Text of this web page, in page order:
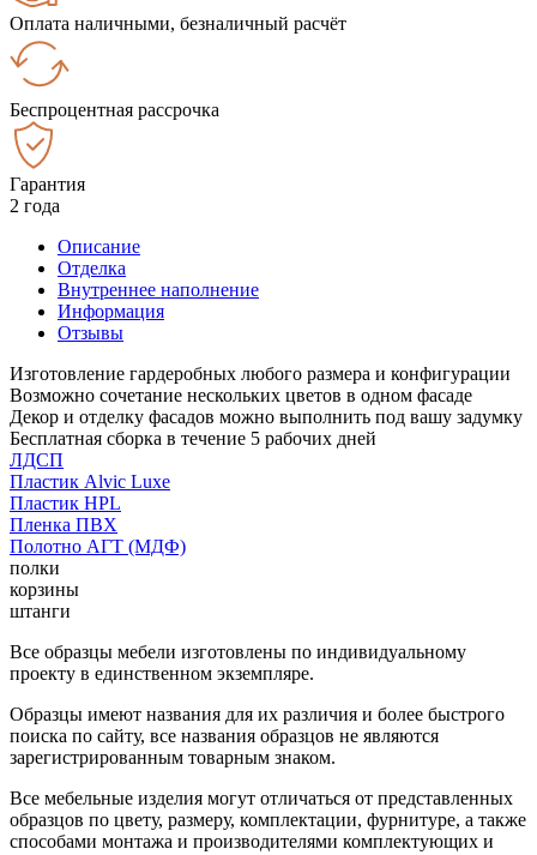
Оплата наличными, безналичный расчёт
Беспроцентная рассрочка
Гарантия
2 года
Описание
Отделка
Внутреннее наполнение
Информация
Отзывы
Изготовление гардеробных любого размера и конфигурации
Возможно сочетание нескольких цветов в одном фасаде
Декор и отделку фасадов можно выполнить под вашу задумку
Бесплатная сборка в течение 5 рабочих дней
ЛДСП
Пластик Alvic Luxe
Пластик HPL
Пленка ПВХ
Полотно АГТ (МДФ)
полки
корзины
штанги
Все образцы мебели изготовлены по индивидуальному
проекту в единственном экземпляре.
Образцы имеют названия для их различия и более быстрого
поиска по сайту, все названия образцов не являются
зарегистрированным товарным знаком.
Все мебельные изделия могут отличаться от представленных
образцов по цвету, размеру, комплектации, фурнитуре, а также
способами монтажа и производителями комплектующих и